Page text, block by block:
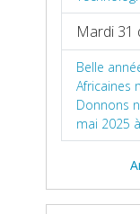
Mardi 31
Belle
Africaines
Donnons
mai 2025